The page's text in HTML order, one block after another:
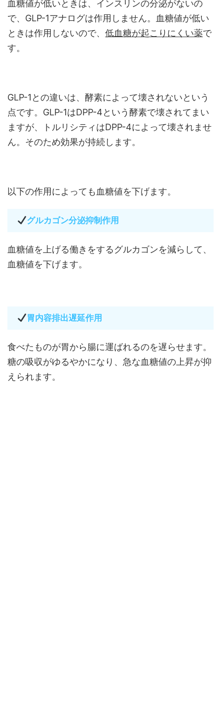
血糖値が低いときは、インスリンの分泌がないの
で、GLP-1アナログは作用しません。血糖値が低い
ときは作用しないので、 低血糖が起こりにくい薬で
す。
GLP-1との違いは、酵素によって壊されないという
点です。GLP-1はDPP-4という酵素で壊されてまい
ますが、トルリシティはDPP-4によって壊されませ
ん。そのため効果が持続します。
以下の作用によっても血糖値を下げます。
グルカゴン分泌抑制作用
血糖値を上げる働きをするグルカゴンを減らして、
血糖値を下げます。
胃内容排出遅延作用
食べたものが胃から腸に運ばれるのを遅らせます。
糖の吸収がゆるやかになり、急な血糖値の上昇が抑
えられます。